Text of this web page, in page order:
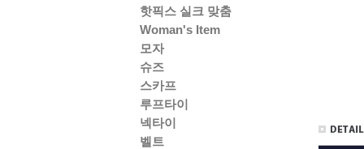
핫픽스 실크 맞춤
Woman's Item
모자
슈즈
스카프
루프타이
넥타이
벨트